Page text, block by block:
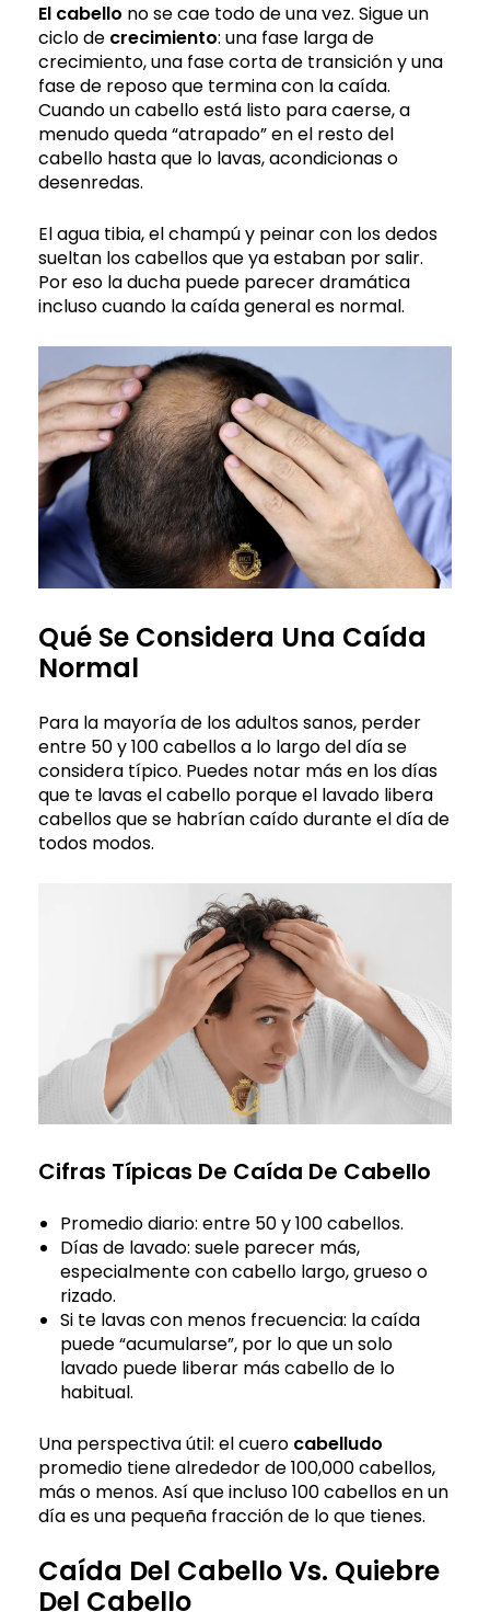
El cabello no se cae todo de una vez. Sigue un
ciclo de crecimiento: una fase larga de
crecimiento, una fase corta de transición y una
fase de reposo que termina con la caída.
Cuando un cabello está listo para caerse, a
menudo queda “atrapado” en el resto del
cabello hasta que lo lavas, acondicionas o
desenredas.
El agua tibia, el champú y peinar con los dedos
sueltan los cabellos que ya estaban por salir.
Por eso la ducha puede parecer dramática
incluso cuando la caída general es normal.
Qué Se Considera Una Caída
Normal
Para la mayoría de los adultos sanos, perder
entre 50 y 100 cabellos a lo largo del día se
considera típico. Puedes notar más en los días
que te lavas el cabello porque el lavado libera
cabellos que se habrían caído durante el día de
todos modos.
Cifras Típicas De Caída De Cabello
Promedio diario: entre 50 y 100 cabellos.
Días de lavado: suele parecer más,
especialmente con cabello largo, grueso o
rizado.
Si te lavas con menos frecuencia: la caída
puede “acumularse”, por lo que un solo
lavado puede liberar más cabello de lo
habitual.
Una perspectiva útil: el cuero cabelludo
promedio tiene alrededor de 100,000 cabellos,
más o menos. Así que incluso 100 cabellos en un
día es una pequeña fracción de lo que tienes.
Caída Del Cabello Vs. Quiebre
Del Cabello